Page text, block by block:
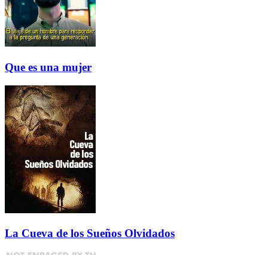
Que es una mujer
La Cueva de los Sueños Olvidados